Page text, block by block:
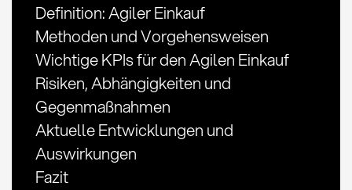
Definition: Agiler Einkauf
Methoden und Vorgehensweisen
Wichtige KPIs für den Agilen Einkauf
Risiken, Abhängigkeiten und
Gegenmaßnahmen
Aktuelle Entwicklungen und
Auswirkungen
Fazit